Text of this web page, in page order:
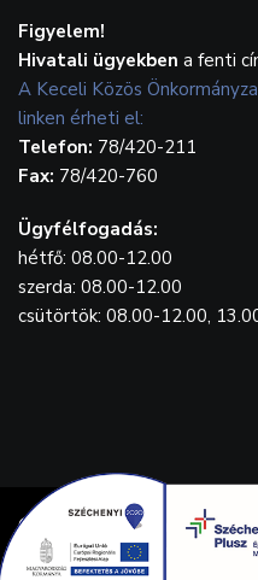
Figyelem!
Hivatali ügyekben a fenti
A Keceli Közös
linken érheti el:
Telefon: 78/420-211
Fax: 78/420-760
Ügyfélfogadás:
hétfő: 08.00-12.00
szerda: 08.00-12.00
csütörtök: 08.00-12.00,
© {2023} Kecel.hu.
Drónfelvétel: Balla Tamás